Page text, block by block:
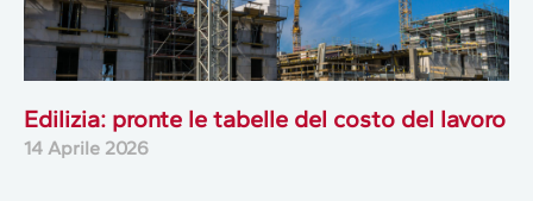
Edilizia: pronte le tabelle del costo del lavoro
14 Aprile 2026